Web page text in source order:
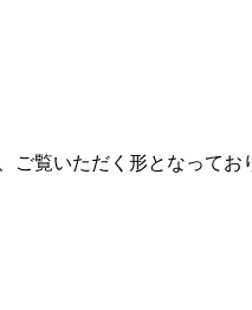
覧いただく形となってお